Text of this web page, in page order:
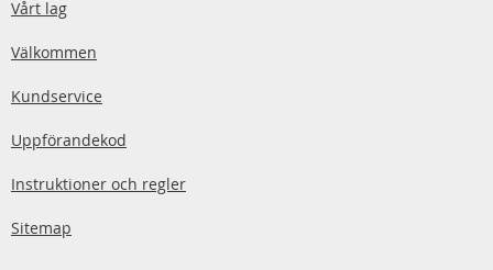
Vårt lag
Välkommen
Kundservice
Uppförandekod
Instruktioner och regler
Sitemap